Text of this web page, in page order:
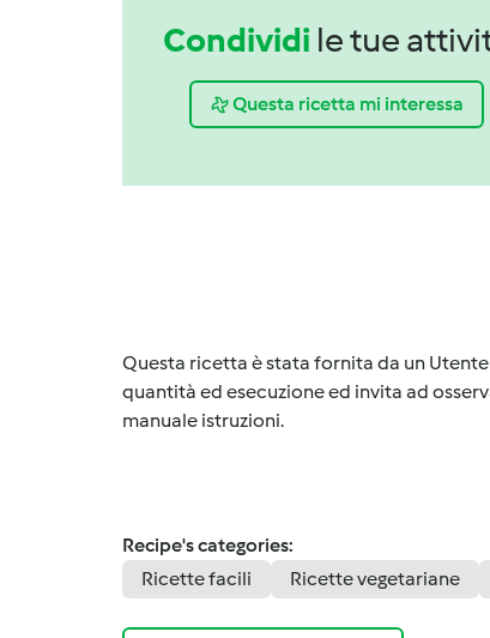
Condividi le tue
Questa ricetta mi interessa
Questa ricetta è stata fornita da un
quantità ed esecuzione ed invita ad
manuale istruzioni.
Recipe's categories:
Ricette facili
Ricette vegetariane